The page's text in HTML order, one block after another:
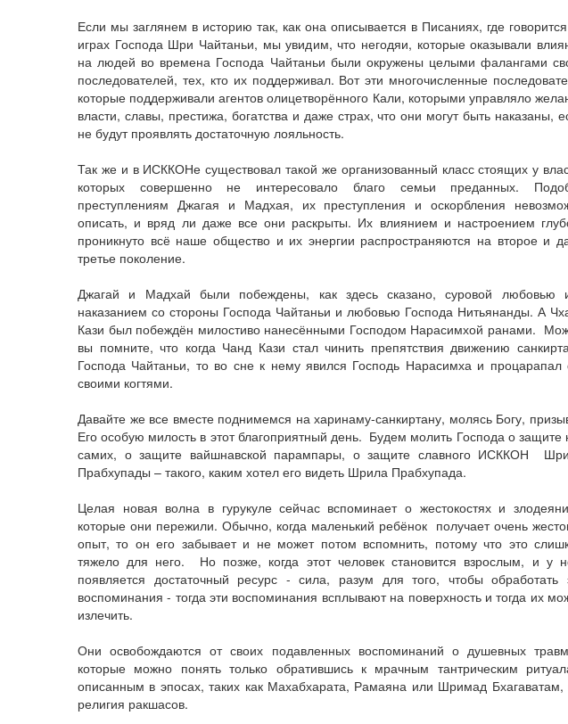
Если мы заглянем в историю так, как она описывается в Писаниях, где
играх Господа Шри Чайтаньи, мы увидим, что негодяи, которые оказывали
на людей во времена Господа Чайтаньи были окружены целыми фалангами
последователей, тех, кто их поддерживал. Вот эти многочисленные
которые поддерживали агентов олицетворённого Кали, которыми управляло
власти, славы, престижа, богатства и даже страх, что они могут быть наказаны,
не будут проявлять достаточную лояльность.
Так же и в ИСККОНе существовал такой же организованный класс стоящих у
которых совершенно не интересовало благо семьи преданных.
преступлениям Джагая и Мадхая, их преступления и оскорбления
описать, и вряд ли даже все они раскрыты. Их влиянием и настроением
проникнуто всё наше общество и их энергии распространяются на второе и
третье поколение.
Джагай и Мадхай были побеждены, как здесь сказано, суровой любовью
наказанием со стороны Господа Чайтаньи и любовью Господа Нитьянанды. А
Кази был побеждён милостиво нанесёнными Господом Нарасимхой ранами.
вы помните, что когда Чанд Кази стал чинить препятствия движению
Господа Чайтаньи, то во сне к нему явился Господь Нарасимха и процарапал
своими когтями.
Давайте же все вместе поднимемся на харинаму-санкиртану, молясь Богу,
Его особую милость в этот благоприятный день. Будем молить Господа о защите
самих, о защите вайшнавской парампары, о защите славного ИСККОН
Прабхупады – такого, каким хотел его видеть Шрила Прабхупада.
Целая новая волна в гурукуле сейчас вспоминает о жестокостях и
которые они пережили. Обычно, когда маленький ребёнок получает очень
опыт, то он его забывает и не может потом вспомнить, потому что это
тяжело для него. Но позже, когда этот человек становится взрослым, и у
появляется достаточный ресурс - сила, разум для того, чтобы обработать
воспоминания - тогда эти воспоминания всплывают на поверхность и тогда их
излечить.
Они освобождаются от своих подавленных воспоминаний о душевных
которые можно понять только обратившись к мрачным тантрическим
описанным в эпосах, таких как Махабхарата, Рамаяна или Шримад Бхагаватам,
религия ракшасов.